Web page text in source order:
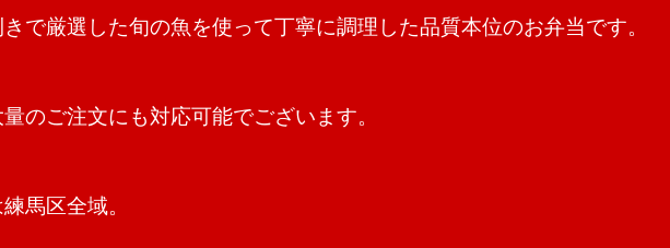
で厳選した旬の魚を使って丁寧に調理した品質本位のお弁当です。
のご注文にも対応可能でございます。
馬区全域。